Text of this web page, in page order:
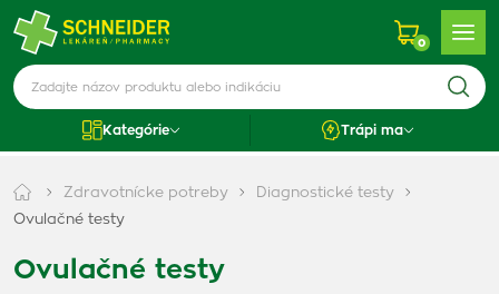
0
Kategórie Trápi ma
Zdravotnícke potreby
Diagnostické testy
Ovulačné testy
Ovulačné testy